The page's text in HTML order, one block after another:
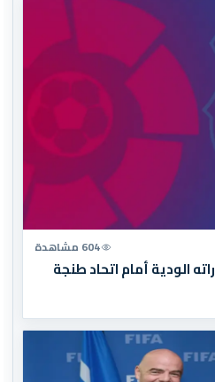
604 مشاهدة
الودية أمام اتحاد طنجة